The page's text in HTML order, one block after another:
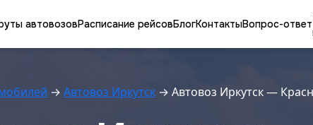
автовозовРасписание рейсовБлогКонтактыВопрос-ответ
→ Автовоз Иркутск → Автовоз Иркутск —